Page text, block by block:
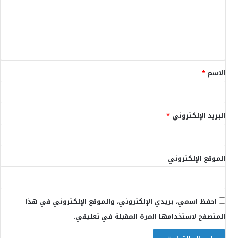
*
الاسم *
البريد الإلكتروني *
الموقع الإلكتروني
احفظ اسمي، بريدي الإلكتروني، والموقع الإلكتروني في هذا
المتصفح لاستخدامها المرة المقبلة في تعليقي.